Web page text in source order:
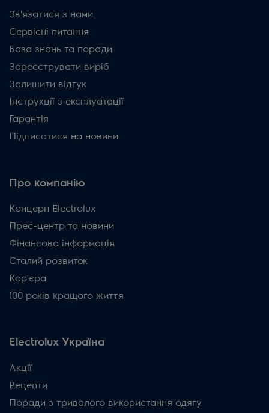
Зв'язатися з нами
Сервісні питання
База знань та поради
Зареєструвати виріб
Залишити відгук
Інструкції з експлуатації
Гарантія
Підписатися на новини
Про компанію
Концерн Electrolux
Прес-центр та новини
Фінансова інформація
Сталий розвиток
Кар'єра
100 років кращого життя
Electrolux Україна
Акції
Рецепти
Поради з тривалого використання одягу